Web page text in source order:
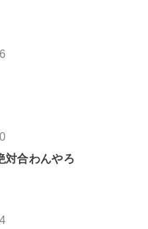
対合わんやろ